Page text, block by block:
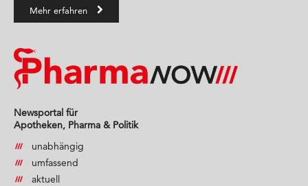
Mehr erfahren
Newsportal für
Apotheken, Pharma & Politik
unabhängig
umfassend
aktuell